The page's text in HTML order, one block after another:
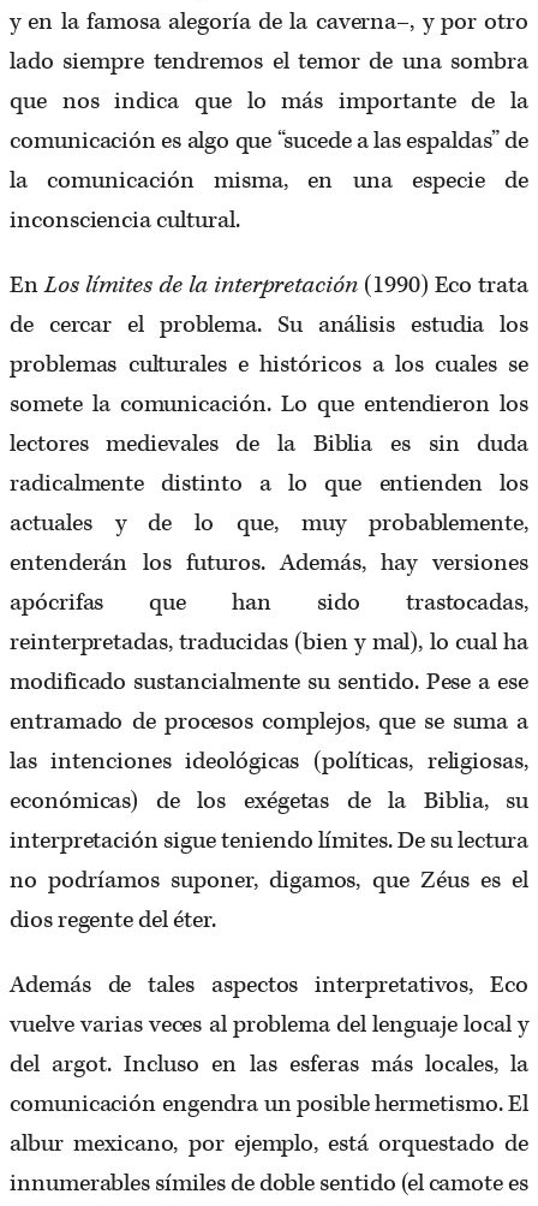
y en la famosa alegoría de la caverna–, y por otro
lado siempre tendremos el temor de una sombra
que nos indica que lo más importante de la
comunicación es algo que “sucede a las espaldas” de
la comunicación misma, en una especie de
inconsciencia cultural.
EnLos límites de la interpretación(1990) Eco trata
de cercar el problema. Su análisis estudia los
problemas culturales e históricos a los cuales se
somete la comunicación. Lo que entendieron los
lectores medievales de la Biblia es sin duda
radicalmente distinto a lo que entienden los
actuales y de lo que, muy probablemente,
entenderán los futuros. Además, hay versiones
apócrifas que han sido trastocadas,
reinterpretadas, traducidas (bien y mal), lo cual ha
modificado sustancialmente su sentido. Pese a ese
entramado de procesos complejos, que se suma a
las intenciones ideológicas (políticas, religiosas,
económicas) de los exégetas de la Biblia, su
interpretación sigue teniendo límites. De su lectura
no podríamos suponer, digamos, que Zéus es el
dios regente del éter.
Además de tales aspectos interpretativos, Eco
vuelve varias veces al problema del lenguaje local y
del argot. Incluso en las esferas más locales, la
comunicación engendra un posible hermetismo. El
albur mexicano, por ejemplo, está orquestado de
innumerables símiles de doble sentido (el camote es